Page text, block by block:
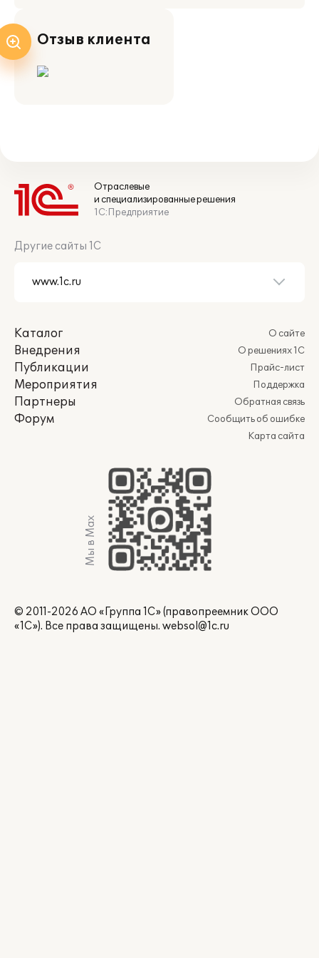
Отзыв клиента
Отраслевые
и специализированные решения
1С:Предприятие
Другие сайты 1С
Каталог
Внедрения
Публикации
Мероприятия
Партнеры
Форум
О сайте
О решениях 1С
Прайс-лист
Поддержка
Обратная связь
Сообщить об ошибке
Карта сайта
Мы в Max
© 2011-2026 АО «Группа 1С» (правопреемник ООО
«1С»). Все права защищены. websol@1c.ru